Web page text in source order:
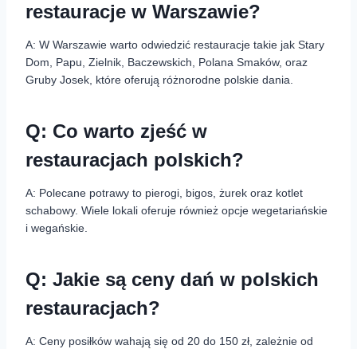
restauracje w Warszawie?
A: W Warszawie warto odwiedzić restauracje takie jak Stary
Dom, Papu, Zielnik, Baczewskich, Polana Smaków, oraz
Gruby Josek, które oferują różnorodne polskie dania.
Q: Co warto zjeść w
restauracjach polskich?
A: Polecane potrawy to pierogi, bigos, żurek oraz kotlet
schabowy. Wiele lokali oferuje również opcje wegetariańskie
i wegańskie.
Q: Jakie są ceny dań w polskich
restauracjach?
A: Ceny posiłków wahają się od 20 do 150 zł, zależnie od